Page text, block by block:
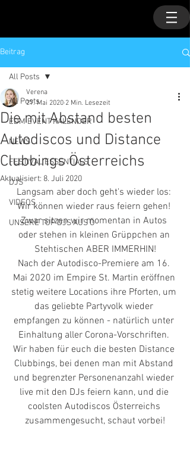
Beitrag
All Posts
EDM EVENT KALENDER
NEWS
FESTIVAL ESSENTIALS
DJS
VIDEOS
UNSERE TOP DJS AUS Ö
All Posts
Die mit Abstand besten
Autodiscos und Distance
Clubbings Österreichs
Verena
27. Mai 2020 2 Min. Lesezeit
Aktualisiert: 8. Juli 2020
Langsam aber doch geht's wieder los:
Wir können wieder raus feiern gehen!
Zwar sitzen wir momentan in Autos
oder stehen in kleinen Grüppchen an
Stehtischen ABER IMMERHIN!
Nach der Autodisco-Premiere am 16.
Mai 2020 im Empire St. Martin eröffnen
stetig weitere Locations ihre Pforten, um
das geliebte Partyvolk wieder
empfangen zu können - natürlich unter
Einhaltung aller Corona-Vorschriften.
Wir haben für euch die besten Distance
Clubbings, bei denen man mit Abstand
und begrenzter Personenanzahl wieder
live mit den DJs feiern kann, und die
coolsten Autodiscos Österreichs
zusammengesucht, schaut vorbei!